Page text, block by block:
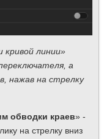
кривой линии»
а
нажав на стрелку
обводки краев» -
на стрелку вниз